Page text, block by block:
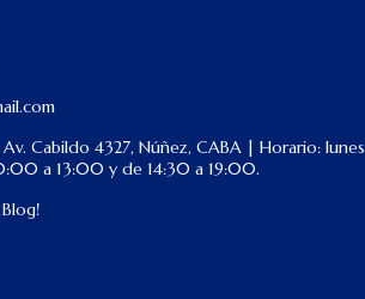
Av. Cabildo 4327, Núñez, CABA | Horario: lunes
a 13:00 y de 14:30 a 19:00.